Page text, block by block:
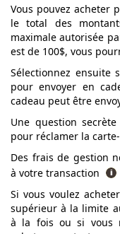
Vous pouvez acheter
le total des
maximale autorisée
est de 100$, vous
Sélectionnez ensuite
pour envoyer en
cadeau peut être
Une question
pour réclamer la
Des frais de gestion
à votre transaction
Si vous voulez
supérieur à la limite
à la fois ou si vous